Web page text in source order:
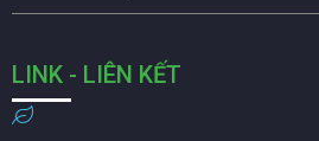
LINK - LIÊN KẾT